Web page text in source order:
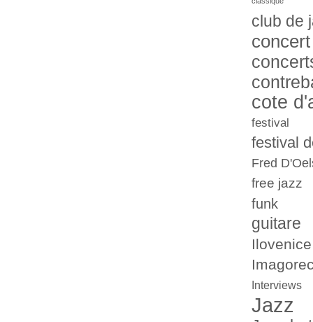
club de
concert
cote
festival
festival
Fred
free jazz
funk
guitare
Ilovenice
Interviews
Jazz